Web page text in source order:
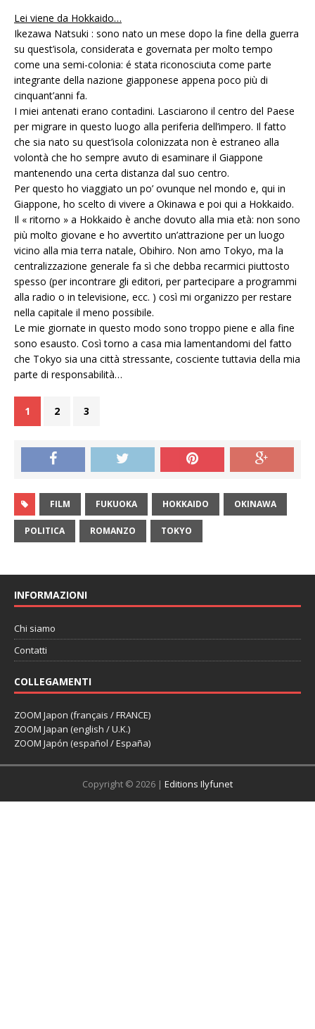
Lei viene da Hokkaido…
Ikezawa Natsuki : sono nato un mese dopo la fine della guerra
su quest’isola, considerata e governata per molto tempo
come una semi-colonia: é stata riconosciuta come parte
integrante della nazione giapponese appena poco più di
cinquant’anni fa.
I miei antenati erano contadini. Lasciarono il centro del Paese
per migrare in questo luogo alla periferia dell’impero. Il fatto
che sia nato su quest’isola colonizzata non è estraneo alla
volontà che ho sempre avuto di esaminare il Giappone
mantenendo una certa distanza dal suo centro.
Per questo ho viaggiato un po’ ovunque nel mondo e, qui in
Giappone, ho scelto di vivere a Okinawa e poi qui a Hokkaido.
Il « ritorno » a Hokkaido è anche dovuto alla mia età: non sono
più molto giovane e ho avvertito un’attrazione per un luogo
vicino alla mia terra natale, Obihiro. Non amo Tokyo, ma la
centralizzazione generale fa sì che debba recarmici piuttosto
spesso (per incontrare gli editori, per partecipare a programmi
alla radio o in televisione, ecc. ) così mi organizzo per restare
nella capitale il meno possibile.
Le mie giornate in questo modo sono troppo piene e alla fine
sono esausto. Così torno a casa mia lamentandomi del fatto
che Tokyo sia una città stressante, cosciente tuttavia della mia
parte di responsabilità…
1 2 3
FILM FUKUOKA HOKKAIDO OKINAWA
POLITICA ROMANZO TOKYO
INFORMAZIONI
Chi siamo
Contatti
COLLEGAMENTI
ZOOM Japon (français / FRANCE)
ZOOM Japan (english / U.K.)
ZOOM Japón (español / España)
Copyright © 2026 | Editions Ilyfunet